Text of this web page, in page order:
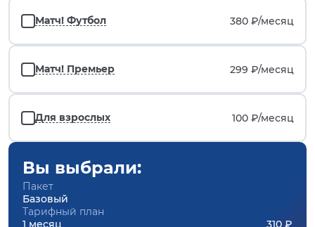
Матч! Футбол 380 ₽/месяц
Матч! Премьер 299 ₽/месяц
Для взрослых 100 ₽/месяц
Вы выбрали:
Пакет
Базовый
Тарифный план
1 месяц
310 ₽